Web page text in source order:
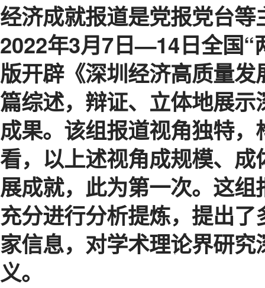
经济成就报道是党报党台
2022年3月7日—14日全国“
版开辟《深圳经济高质量
篇综述，辩证、立体地展
成果。该组报道视角独特
看，以上述视角成规模、
展成就，此为第一次。这
充分进行分析提炼，提出
家信息，对学术理论界研
义。